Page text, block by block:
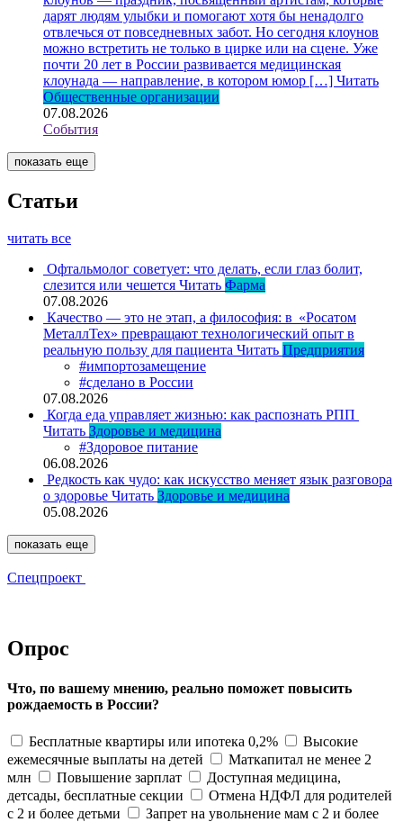
дарят людям улыбки и помогают хотя бы ненадолго
отвлечься от повседневных забот. Но сегодня клоунов
можно встретить не только в цирке или на сцене. Уже
почти 20 лет в России развивается медицинская
клоунада — направление, в котором юмор […] Читать
Общественные организации
07.08.2026
События
показать еще
Статьи
читать все
Офтальмолог советует: что делать, если глаз болит,
слезится или чешется Читать Фарма
07.08.2026
Качество — это не этап, а философия: в «Росатом
МеталлТех» превращают технологический опыт в
реальную пользу для пациента Читать Предприятия
#импортозамещение
#сделано в России
07.08.2026
Когда еда управляет жизнью: как распознать РПП
Читать Здоровье и медицина
#Здоровое питание
06.08.2026
Редкость как чудо: как искусство меняет язык разговора
о здоровье Читать Здоровье и медицина
05.08.2026
показать еще
Спецпроект
Опрос
Что, по вашему мнению, реально поможет повысить
рождаемость в России?
Бесплатные квартиры или ипотека 0,2%
Высокие
ежемесячные выплаты на детей
Маткапитал не менее 2
млн
Повышение зарплат
Доступная медицина,
детсады, бесплатные секции
Отмена НДФЛ для родителей
с 2 и более детьми
Запрет на увольнение мам с 2 и более